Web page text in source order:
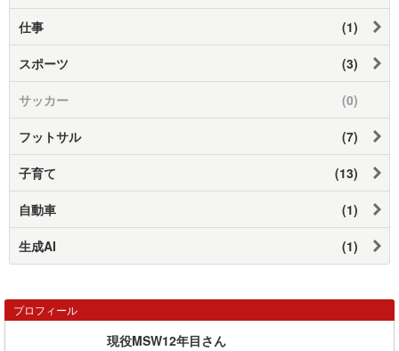
仕事 (1)
スポーツ (3)
サッカー (0)
フットサル (7)
子育て (13)
自動車 (1)
生成AI (1)
プロフィール
現役MSW12年目さん